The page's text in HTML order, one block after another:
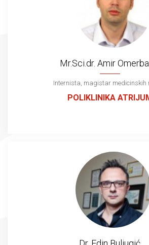
Mr.Sci.dr. Amir
Internista, magistar medicinskih
POLIKLINIKA